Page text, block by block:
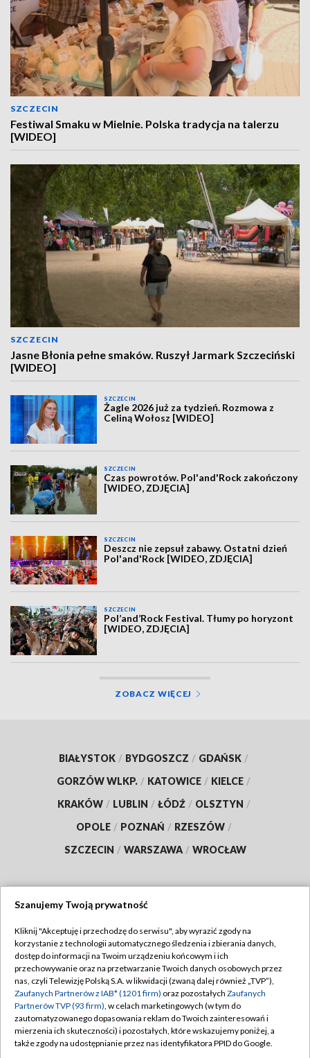
SZCZECIN
Festiwal Smaku w Mielnie. Polska tradycja na talerzu
[WIDEO]
SZCZECIN
Jasne Błonia pełne smaków. Ruszył Jarmark Szczeciński
[WIDEO]
SZCZECIN
Żagle 2026 już za tydzień. Rozmowa z
Celiną Wołosz [WIDEO]
SZCZECIN
Czas powrotów. Pol'and'Rock zakończony
[WIDEO, ZDJĘCIA]
SZCZECIN
Deszcz nie zepsuł zabawy. Ostatni dzień
Pol'and'Rock [WIDEO, ZDJĘCIA]
SZCZECIN
Pol’and’Rock Festival. Tłumy po horyzont
[WIDEO, ZDJĘCIA]
ZOBACZ WIĘCEJ
BIAŁYSTOK / BYDGOSZCZ / GDAŃSK /
GORZÓW WLKP. / KATOWICE / KIELCE /
KRAKÓW / LUBLIN / ŁÓDŹ / OLSZTYN /
OPOLE / POZNAŃ / RZESZÓW /
SZCZECIN / WARSZAWA / WROCŁAW
TVP
Abonament TVP
Emisja w TVP
Centrum informacji TVP
Naziemna Telewizja Cyfrowa
Regulamin TVP
Polityka prywatności
Moje zgody
Pomoc
Szanujemy Twoją prywatność
Kliknij "Akceptuję i przechodzę do serwisu", aby wyrazić zgody na
korzystanie z technologii automatycznego śledzenia i zbierania danych,
dostęp do informacji na Twoim urządzeniu końcowym i ich
przechowywanie oraz na przetwarzanie Twoich danych osobowych przez
nas, czyli Telewizję Polską S.A. w likwidacji (zwaną dalej również „TVP”),
Zaufanych Partnerów z IAB* (1201 firm) oraz pozostałych Zaufanych
Partnerów TVP (93 firm), w celach marketingowych (w tym do
zautomatyzowanego dopasowania reklam do Twoich zainteresowań i
mierzenia ich skuteczności) i pozostałych, które wskazujemy poniżej, a
także zgody na udostępnianie przez nas identyfikatora PPID do Google.